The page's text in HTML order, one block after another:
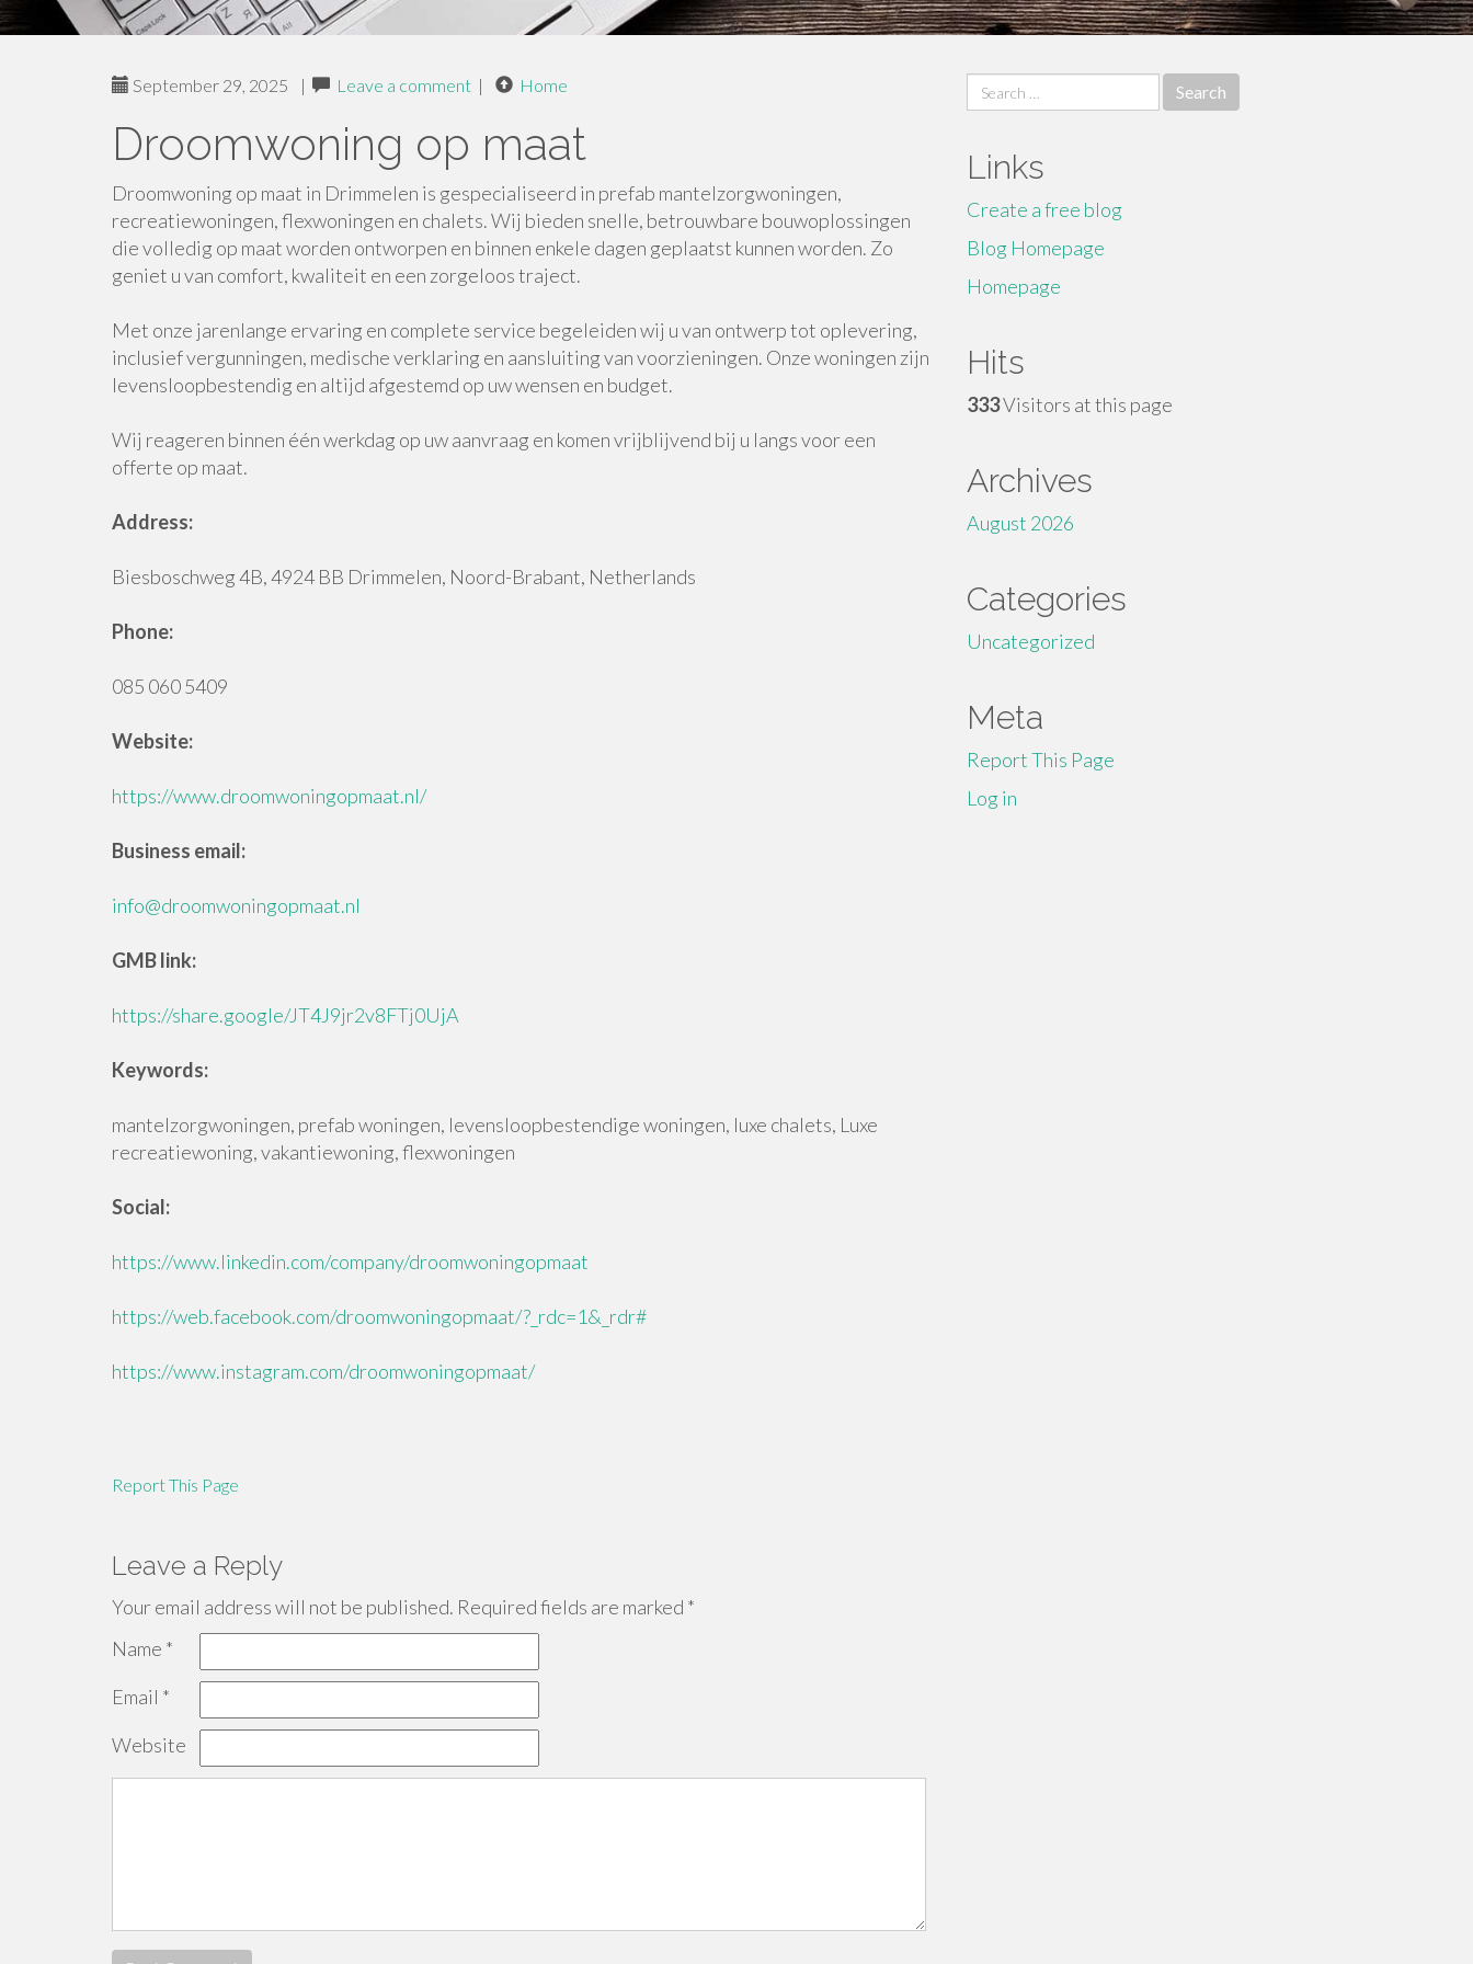
September 29, 2025 | Leave a comment | Home
Droomwoning op maat
Droomwoning op maat in Drimmelen is gespecialiseerd in prefab mantelzorgwoningen,
recreatiewoningen, flexwoningen en chalets. Wij bieden snelle, betrouwbare bouwoplossingen
die volledig op maat worden ontworpen en binnen enkele dagen geplaatst kunnen worden. Zo
geniet u van comfort, kwaliteit en een zorgeloos traject.
Met onze jarenlange ervaring en complete service begeleiden wij u van ontwerp tot oplevering,
inclusief vergunningen, medische verklaring en aansluiting van voorzieningen. Onze woningen zijn
levensloopbestendig en altijd afgestemd op uw wensen en budget.
Wij reageren binnen één werkdag op uw aanvraag en komen vrijblijvend bij u langs voor een
offerte op maat.
Address:
Biesboschweg 4B, 4924 BB Drimmelen, Noord-Brabant, Netherlands
Phone:
085 060 5409
Website:
https://www.droomwoningopmaat.nl/
Business email:
info@droomwoningopmaat.nl
GMB link:
https://share.google/JT4J9jr2v8FTj0UjA
Keywords:
mantelzorgwoningen, prefab woningen, levensloopbestendige woningen, luxe chalets, Luxe
recreatiewoning, vakantiewoning, flexwoningen
Social:
https://www.linkedin.com/company/droomwoningopmaat
https://web.facebook.com/droomwoningopmaat/?_rdc=1&_rdr#
https://www.instagram.com/droomwoningopmaat/
Report This Page
Leave a Reply
Your email address will not be published. Required fields are marked *
Name *
Email *
Website
Search
for:
Links
Create a free blog
Blog Homepage
Homepage
Hits
333Visitors at this page
Archives
August 2026
Categories
Uncategorized
Meta
Report This Page
Log in